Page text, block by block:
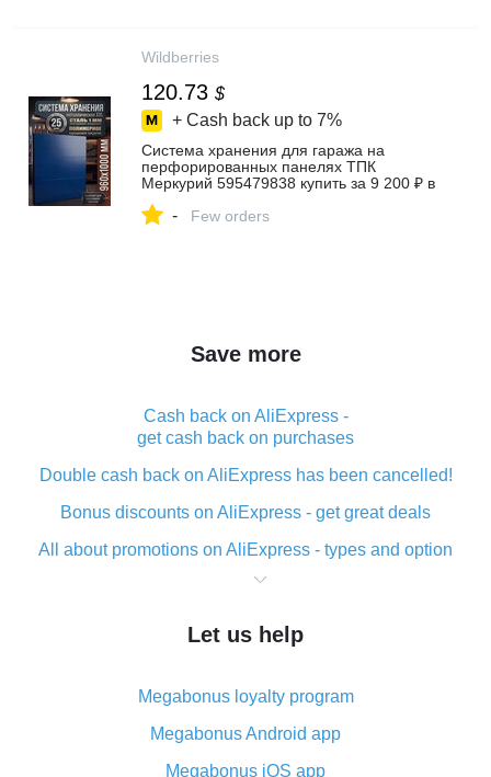
Wildberries
120.73 $
+ Cash back up to 7%
Система хранения для гаража на
перфорированных панелях ТПК
Меркурий 595479838 купить за 9 200 ₽ в
- Few orders
Save more
Cash back on AliExpress -
get cash back on purchases
Double cash back on AliExpress has been cancelled!
Bonus discounts on AliExpress - get great deals
All about promotions on AliExpress - types and option
What is cash back when making purchases on
The best place to download cash back for AliExpress
What is the AliExpress cash back plugin and what are
its advantages
Cash back from the AliExpress mobile app -
Let us help
Megabonus loyalty program
Megabonus Android app
Megabonus iOS app